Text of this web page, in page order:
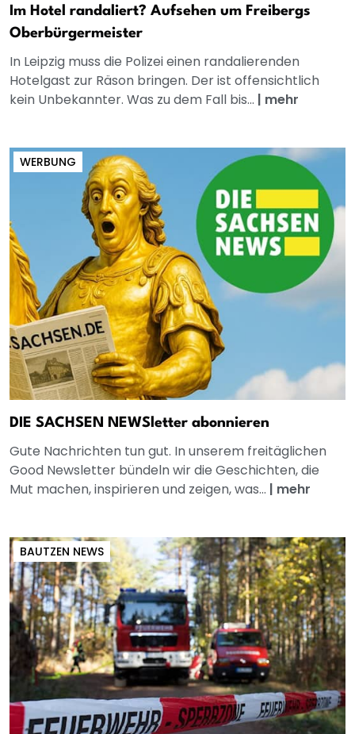
Im Hotel randaliert? Aufsehen um Freibergs
Oberbürgermeister
In Leipzig muss die Polizei einen randalierenden
Hotelgast zur Räson bringen. Der ist offensichtlich
kein Unbekannter. Was zu dem Fall bis... | mehr
WERBUNG
DIE SACHSEN NEWSletter abonnieren
Gute Nachrichten tun gut. In unserem freitäglichen
Good Newsletter bündeln wir die Geschichten, die
Mut machen, inspirieren und zeigen, was... | mehr
BAUTZEN NEWS